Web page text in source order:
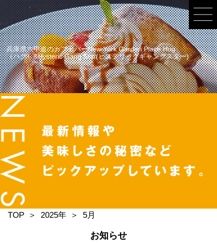
兵庫県六甲道のカフェバーNew York Garden Place Hug
（ハグ）&Hysteric Gang Star(ヒステリックギャングスター)
TOP 2025年 5月
お知らせ